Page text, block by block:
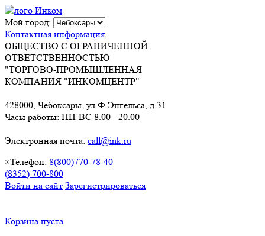
Мой город:
Контактная информация
ОБЩЕСТВО С ОГРАНИЧЕННОЙ
ОТВЕТСТВЕННОСТЬЮ
"ТОРГОВО-ПРОМЫШЛЕННАЯ
КОМПАНИЯ "ИНКОМЦЕНТР"
428000, Чебоксары, ул.Ф.Энгельса, д.31
Часы работы: ПН-ВС 8.00 - 20.00
Электронная почта: call@ink.ru
×Телефон: 8(800)770-78-40
(8352) 700-800
Войти на сайт Зарегистрироваться
Корзина пуста